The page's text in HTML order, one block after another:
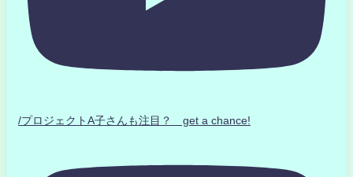
/プロジェクトA子さんも注目？ get a chance!